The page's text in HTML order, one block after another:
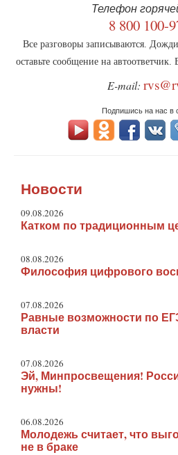
Телефон
8 800 100-
Все разговоры записываются.
оставьте сообщение на автоответчик.
E-mail:
Подпишись на нас в
Новости
09.08.2026
Катком по традиционным
08.08.2026
Философия цифрового
07.08.2026
Равные возможности по
власти
07.08.2026
Эй, Минпросвещения!
нужны!
06.08.2026
Молодежь считает, что
не в браке